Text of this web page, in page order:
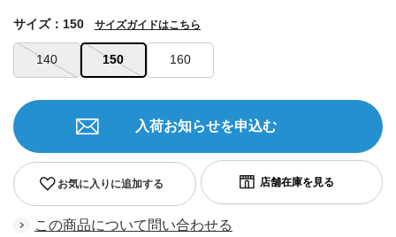
140 150 160
サイズ：150 サイズガイドはこちら
お気に入りに追加する
入荷お知らせを申込む
この商品について問い合わせる